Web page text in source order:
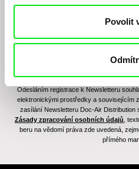
Povolit
Odesláním registrace k Newsletteru
elektronickými prostředky a souvisejícím
zasílání Newsletteru Doc-Air Distribution
Zásady zpracování osobních údajů ,
beru na vědomí práva zde uvedená,
přímého